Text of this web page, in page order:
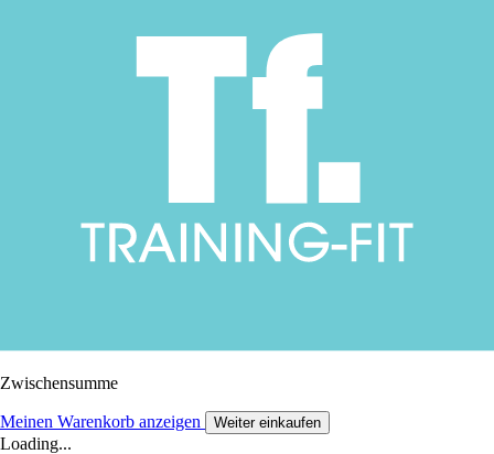
Zwischensumme
Meinen Warenkorb anzeigen Weiter einkaufen
Loading...